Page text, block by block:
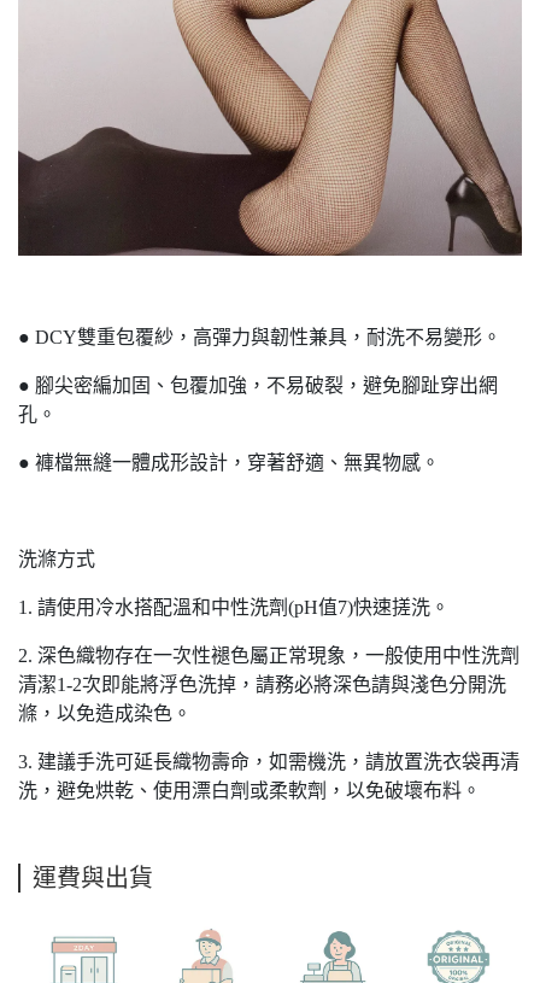
● DCY雙重包覆紗，高彈力與韌性兼具，耐洗不易變形。
● 腳尖密編加固、包覆加強，不易破裂，避免腳趾穿出網
孔。
● 褲檔無縫一體成形設計，穿著舒適、無異物感。
洗滌方式
1. 請使用冷水搭配溫和中性洗劑(pH值7)快速搓洗。
2. 深色織物存在一次性褪色屬正常現象，一般使用中性洗劑
清潔1-2次即能將浮色洗掉，請務必將深色請與淺色分開洗
滌，以免造成染色。
3. 建議手洗可延長織物壽命，如需機洗，請放置洗衣袋再清
洗，避免烘乾、使用漂白劑或柔軟劑，以免破壞布料。
運費與出貨